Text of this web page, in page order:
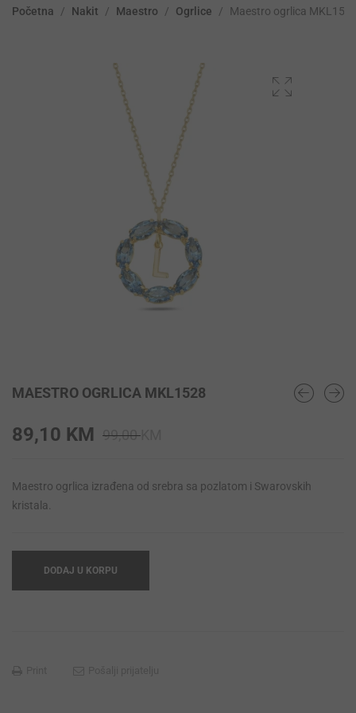
Početna / Nakit / Maestro / Ogrlice / Maestro ogrlica
MAESTRO OGRLICA MKL1528
99,00
was:
89,10 KM
is:
Maestro ogrlica izrađena od srebra sa pozlatom i Swarovskih
kristala.
DODAJ U KORPU